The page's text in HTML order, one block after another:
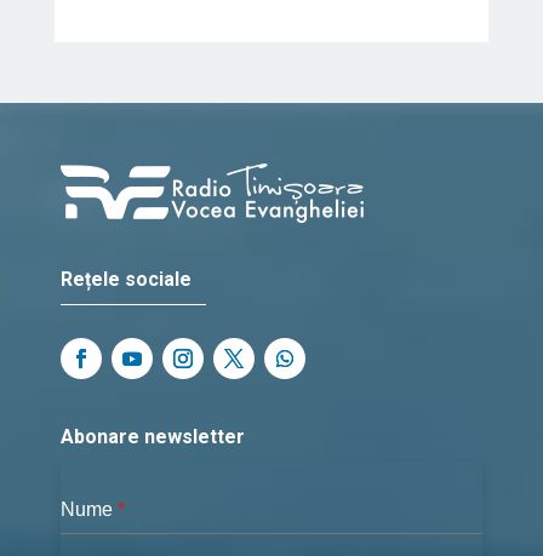
Rețele sociale
Abonare newsletter
Nume *